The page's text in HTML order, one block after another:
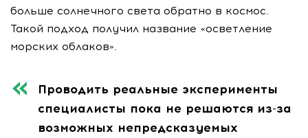
больше солнечного света обратно в космос.
Такой подход получил название «осветление
морских облаков».
Проводить реальные эксперименты
специалисты пока не решаются из-за
возможных непредсказуемых